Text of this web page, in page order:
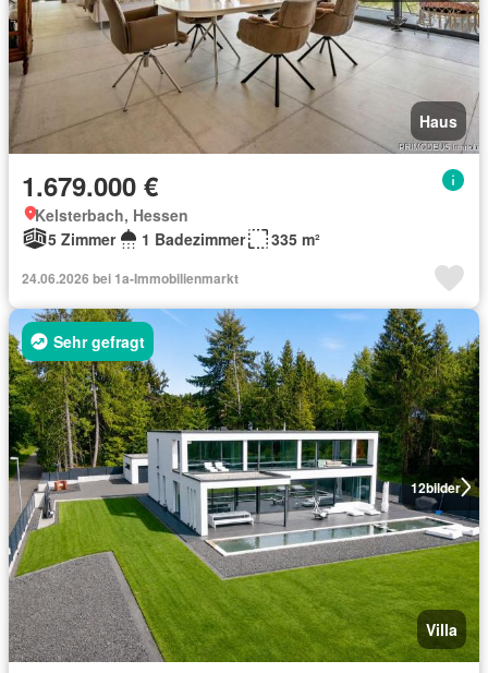
Haus
1.679.000 €
Kelsterbach, Hessen
5 Zimmer
1 Badezimmer 335 m²
24.06.2026 bei 1a-Immobilienmarkt
12bilder
Sehr gefragt
Villa